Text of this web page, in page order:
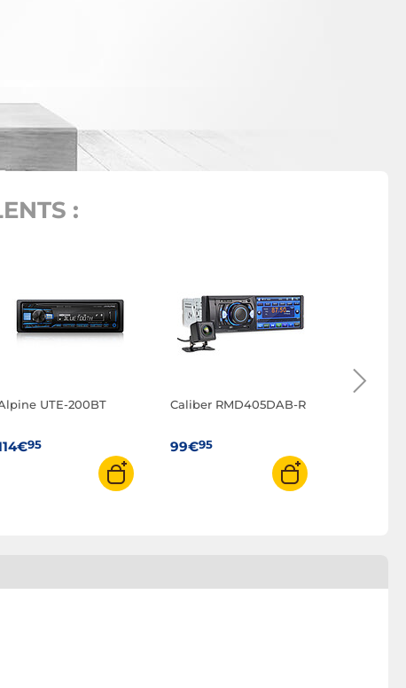
:
UTE-200BT
95
Caliber RMD405DAB-R
99€95